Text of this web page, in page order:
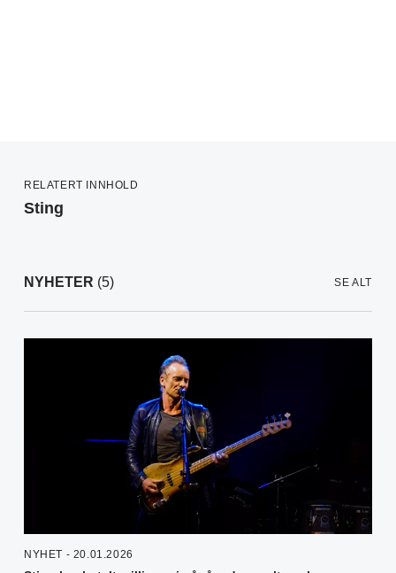
RELATERT INNHOLD
Sting
NYHETER (5) SE ALT
NYHET - 20.01.2026